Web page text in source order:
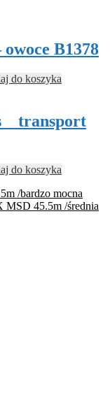
B1378
do koszyka
_ transport
do koszyka
/bardzo mocna
45.5m /średnia